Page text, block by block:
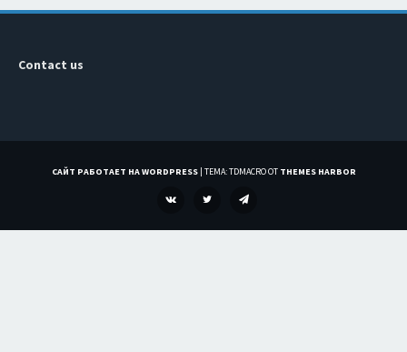
Contact us
САЙТ РАБОТАЕТ НА WORDPRESS | ТЕМА: TDMACRO ОТ THEMES HARBOR
TWITTER